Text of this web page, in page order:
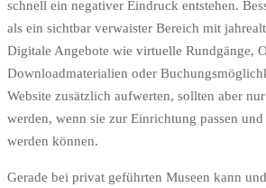
schnell ein negativer Eindruck entstehen.
als ein sichtbar verwaister Bereich mit
Digitale Angebote wie virtuelle Rundgänge,
Downloadmaterialien oder
Website zusätzlich aufwerten, sollten aber
werden, wenn sie zur Einrichtung passen
werden können.
Gerade bei privat geführten Museen kann